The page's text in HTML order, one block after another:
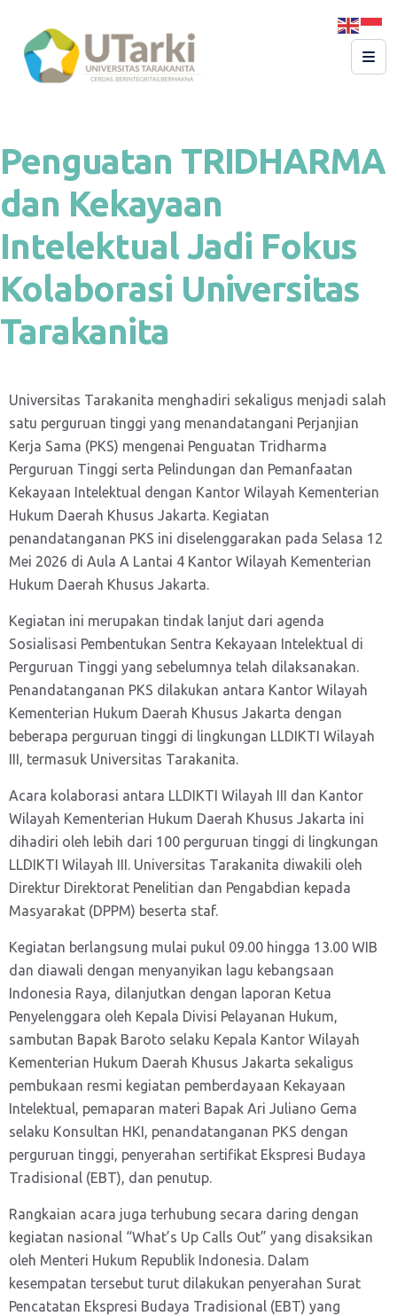
Penguatan TRIDHARMA
dan Kekayaan
Intelektual Jadi Fokus
Kolaborasi Universitas
Tarakanita
Universitas Tarakanita menghadiri sekaligus menjadi salah
satu perguruan tinggi yang menandatangani Perjanjian
Kerja Sama (PKS) mengenai Penguatan Tridharma
Perguruan Tinggi serta Pelindungan dan Pemanfaatan
Kekayaan Intelektual dengan Kantor Wilayah Kementerian
Hukum Daerah Khusus Jakarta. Kegiatan
penandatanganan PKS ini diselenggarakan pada Selasa 12
Mei 2026 di Aula A Lantai 4 Kantor Wilayah Kementerian
Hukum Daerah Khusus Jakarta.
Kegiatan ini merupakan tindak lanjut dari agenda
Sosialisasi Pembentukan Sentra Kekayaan Intelektual di
Perguruan Tinggi yang sebelumnya telah dilaksanakan.
Penandatanganan PKS dilakukan antara Kantor Wilayah
Kementerian Hukum Daerah Khusus Jakarta dengan
beberapa perguruan tinggi di lingkungan LLDIKTI Wilayah
III, termasuk Universitas Tarakanita.
Acara kolaborasi antara LLDIKTI Wilayah III dan Kantor
Wilayah Kementerian Hukum Daerah Khusus Jakarta ini
dihadiri oleh lebih dari 100 perguruan tinggi di lingkungan
LLDIKTI Wilayah III. Universitas Tarakanita diwakili oleh
Direktur Direktorat Penelitian dan Pengabdian kepada
Masyarakat (DPPM) beserta staf.
Kegiatan berlangsung mulai pukul 09.00 hingga 13.00 WIB
dan diawali dengan menyanyikan lagu kebangsaan
Indonesia Raya, dilanjutkan dengan laporan Ketua
Penyelenggara oleh Kepala Divisi Pelayanan Hukum,
sambutan Bapak Baroto selaku Kepala Kantor Wilayah
Kementerian Hukum Daerah Khusus Jakarta sekaligus
pembukaan resmi kegiatan pemberdayaan Kekayaan
Intelektual, pemaparan materi Bapak Ari Juliano Gema
selaku Konsultan HKI, penandatanganan PKS dengan
perguruan tinggi, penyerahan sertifikat Ekspresi Budaya
Tradisional (EBT), dan penutup.
Rangkaian acara juga terhubung secara daring dengan
kegiatan nasional “What’s Up Calls Out” yang disaksikan
oleh Menteri Hukum Republik Indonesia. Dalam
kesempatan tersebut turut dilakukan penyerahan Surat
Pencatatan Ekspresi Budaya Tradisional (EBT) yang